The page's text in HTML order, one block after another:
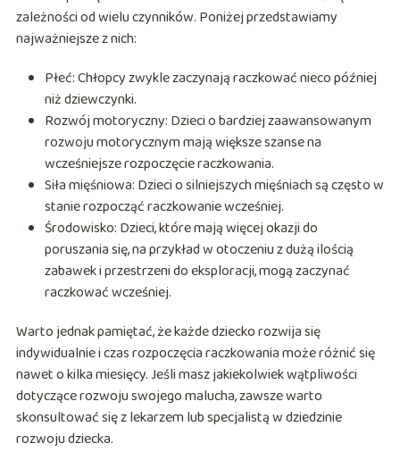
zależności od wielu czynników. Poniżej przedstawiamy
najważniejsze z nich:
Płeć: Chłopcy zwykle zaczynają raczkować nieco później
niż dziewczynki.
Rozwój motoryczny: Dzieci o bardziej zaawansowanym
rozwoju motorycznym mają większe szanse na
wcześniejsze rozpoczęcie raczkowania.
Siła mięśniowa: Dzieci o silniejszych mięśniach są często w
stanie rozpocząć raczkowanie wcześniej.
Środowisko: Dzieci, które mają więcej okazji do
poruszania się, na przykład w otoczeniu z dużą ilością
zabawek i przestrzeni do eksploracji, mogą zaczynać
raczkować wcześniej.
Warto jednak pamiętać, że każde dziecko rozwija się
indywidualnie i czas rozpoczęcia raczkowania może różnić się
nawet o kilka miesięcy. Jeśli masz jakiekolwiek wątpliwości
dotyczące rozwoju swojego malucha, zawsze warto
skonsultować się z lekarzem lub specjalistą w dziedzinie
rozwoju dziecka.